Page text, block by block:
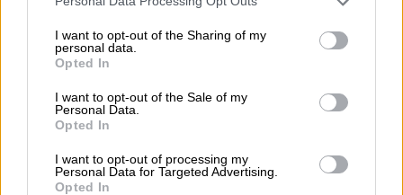
not limited to your visit or usage behaviour. You may click to
grant or deny consent to Google and its third-party tags to
use your data for below specified purposes in below Google
consent section.
I want to opt-out of the Sharing of my
personal data.
Opted In
I want to opt-out of the Sale of my
Personal Data.
Opted In
I want to opt-out of processing my
Personal Data for Targeted Advertising.
Opted In